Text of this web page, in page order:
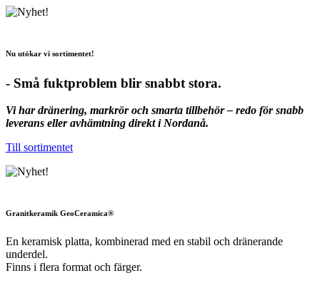
Nu utökar vi sortimentet!
- Små fuktproblem blir snabbt stora.
Vi har dränering, markrör och smarta tillbehör – redo för snabb
leverans eller avhämtning direkt i Nordanå.
Till sortimentet
Granitkeramik GeoCeramica®
En keramisk platta, kombinerad med en stabil och dränerande
underdel.
Finns i flera format och färger.